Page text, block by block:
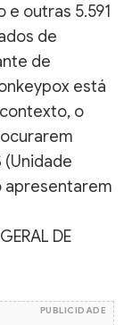
outras 5.591
de
de
está
o
(Unidade
apresentarem
DE
PUBLICIDADE